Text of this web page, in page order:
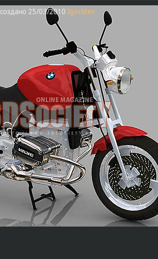
создано 25/03/2010 IgorMer